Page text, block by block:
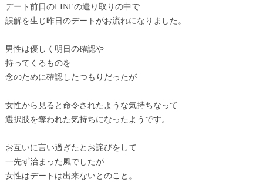
デート前日のLINEの遣り取りの中で
誤解を生じ昨日のデートがお流れになりました。
男性は優しく明日の確認や
持ってくるものを
念のために確認したつもりだったが
女性から見ると命令されたような気持ちなって
選択肢を奪われた気持ちになったようです。
お互いに言い過ぎたとお詫びをして
一先ず治まった風でしたが
女性はデートは出来ないとのこと。